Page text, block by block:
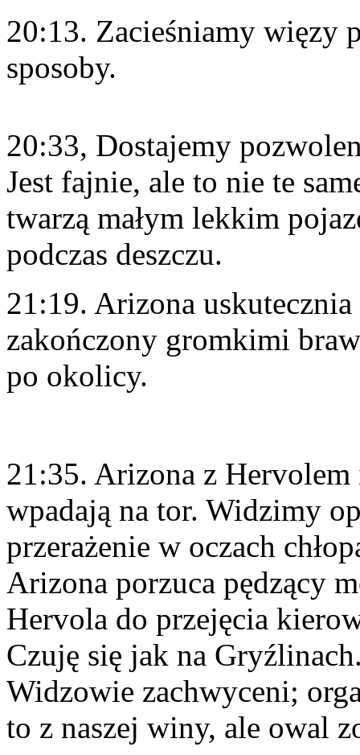
20:13. Zacieśniamy więzy
sposoby.
20:33, Dostajemy
Jest fajnie, ale to nie te
twarzą małym lekkim
podczas deszczu.
21:19. Arizona
zakończony gromkimi
po okolicy.
21:35. Arizona z Hervolem
wpadają na tor. Widzimy
przerażenie w oczach
Arizona porzuca pędzący
Hervola do przejęcia
Czuję się jak na
Widzowie zachwyceni;
to z naszej winy, ale owal